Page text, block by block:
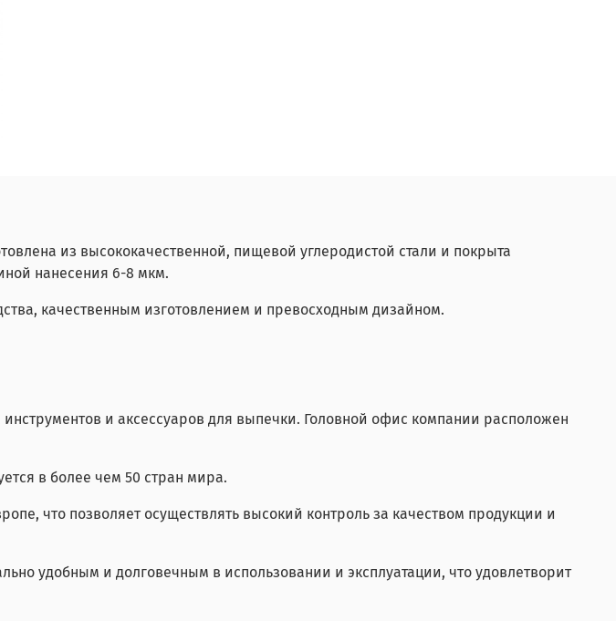
из высококачественной, пищевой углеродистой стали и покрыта
нанесения 6-8 мкм.
качественным изготовлением и превосходным дизайном.
и аксессуаров для выпечки. Головной офис компании расположен
в более чем 50 стран мира.
что позволяет осуществлять высокий контроль за качеством продукции и
удобным и долговечным в использовании и эксплуатации, что удовлетворит